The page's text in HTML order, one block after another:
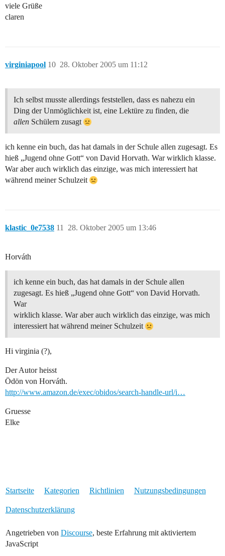
viele Grüße
claren
virginiapool 28. Oktober 2005 um 11:12
10
Ich selbst musste allerdings feststellen, dass es nahezu ein
Ding der Unmöglichkeit ist, eine Lektüre zu finden, die
allen Schülern zusagt
ich kenne ein buch, das hat damals in der Schule allen zugesagt. Es
hieß „Jugend ohne Gott“ von David Horvath. War wirklich klasse.
War aber auch wirklich das einzige, was mich interessiert hat
während meiner Schulzeit
klastic_0e7538 28. Oktober 2005 um 13:46
11
Horváth
ich kenne ein buch, das hat damals in der Schule allen
zugesagt. Es hieß „Jugend ohne Gott“ von David Horvath.
War
wirklich klasse. War aber auch wirklich das einzige, was mich
interessiert hat während meiner Schulzeit
Hi virginia (?),
Der Autor heisst
Ödön von Horváth.
http://www.amazon.de/exec/obidos/search-handle-url/i…
Gruesse
Elke
Startseite Kategorien Richtlinien Nutzungsbedingungen
Datenschutzerklärung
Angetrieben von Discourse, beste Erfahrung mit aktiviertem
JavaScript